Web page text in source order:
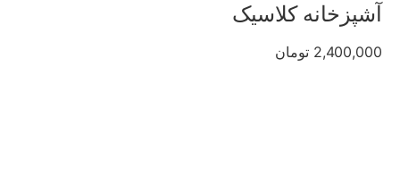
آشپزخانه کلاسیک
2,400,000 تومان